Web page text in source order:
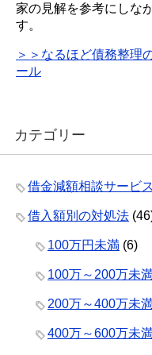
家の見解を参考にしな
す。
＞＞なるほど債務整理
ール
カテゴリー
借金減額相談サービス
借入額別の対処法
100万円未満 (6)
100万～200万未
200万～400万未
400万～600万未